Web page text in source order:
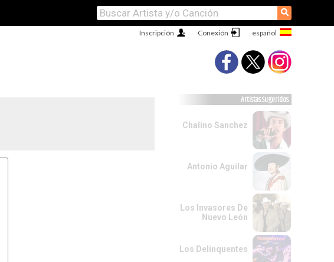
⚲
Conexión
Inscripción
Artistas Sugeridos
Chalino Sanchez
Antonio Aguilar
Los Invasores De
Nuevo León
Los Delinquentes